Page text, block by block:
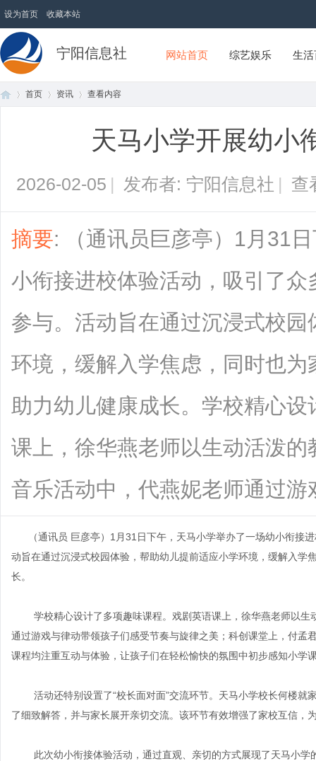
设为首页 收藏本站
宁阳信息社 网站首页 综艺娱乐 生
首页 资讯 查看内容
天马小学开展幼小
2026-02-05 | 发布者: 宁阳信息社 | 查
摘要: （通讯员巨彦亭）1月31
小衔接进校体验活动，吸引了
参与。活动旨在通过沉浸式校
环境，缓解入学焦虑，同时也
助力幼儿健康成长。学校精心
课上，徐华燕老师以生动活泼
音乐活动中，代燕妮老师通过游
（通讯员 巨彦亭） 1 月31 日下午，天马小学举办了一场幼小衔接
动旨在通过沉浸式校园体验，帮助幼儿提前适应小学环境，缓解入学
长。
学校精心设计了多项趣味课程。戏剧英语课上，徐华燕老师以
通过游戏与律动带领孩子们感受节奏与旋律之美；科创课堂上，付孟
课程均注重互动与体验，让孩子们在轻松愉快的氛围中初步感知小学
活动还特别设置了“校长面对面”交流环节。天马小学校长何楼
了细致解答，并与家长展开亲切交流。该环节有效增强了家校互信，
此次幼小衔接体验活动，通过直观、亲切的方式展现了天马小